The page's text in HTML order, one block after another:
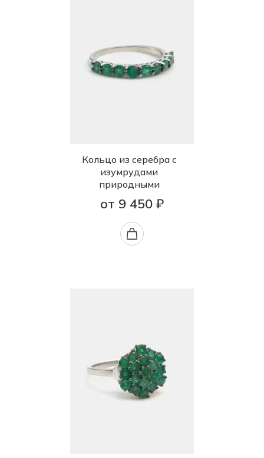
Кольцо из серебра с
изумрудами
природными
от 9 450 ₽